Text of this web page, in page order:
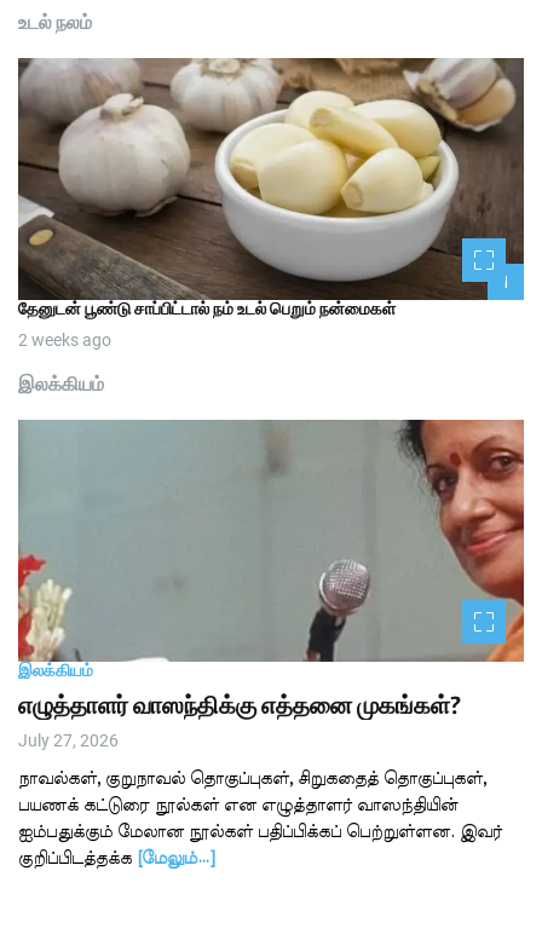
உடல் நலம்
1
தேனுடன் பூண்டு சாப்பிட்டால் நம் உடல் பெறும் நன்மைகள்
2 weeks ago
இலக்கியம்
இலக்கியம்
எழுத்தாளர் வாஸந்திக்கு எத்தனை முகங்கள்?
July 27, 2026
நாவல்கள், குறுநாவல் தொகுப்புகள், சிறுகதைத் தொகுப்புகள்,
பயணக் கட்டுரை நூல்கள் என எழுத்தாளர் வாஸந்தியின்
ஐம்பதுக்கும் மேலான நூல்கள் பதிப்பிக்கப் பெற்றுள்ளன. இவர்
குறிப்பிடத்தக்க
[மேலும்…]